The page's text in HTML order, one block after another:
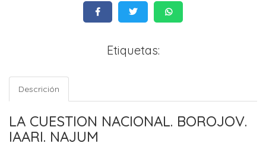
Etiquetas:
Descrición
LA CUESTION NACIONAL. BOROJOV.
IAARI. NAJUM